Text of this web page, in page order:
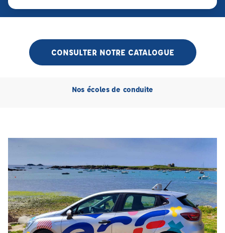
CONSULTER NOTRE CATALOGUE
Nos écoles de conduite